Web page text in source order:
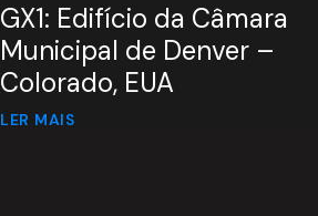
GX1: Edifício da Câmara
Municipal de Denver –
Colorado, EUA
LER MAIS